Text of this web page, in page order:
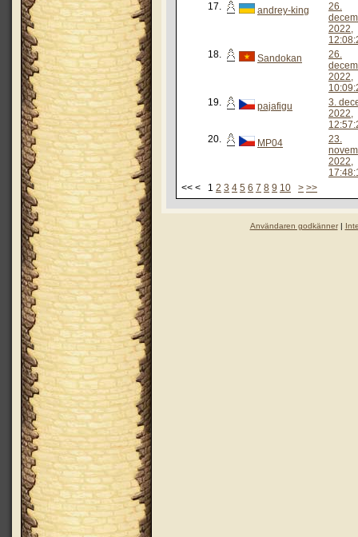
17.
andrey-king
26.
2022,
18.
Sandokan
26.
2022,
19.
pajafigu
3.
2022,
20.
MP04
23.
2022,
<< < 1 2 3 4 5 6 7 8 9 10 > >>
Användaren godkänner|